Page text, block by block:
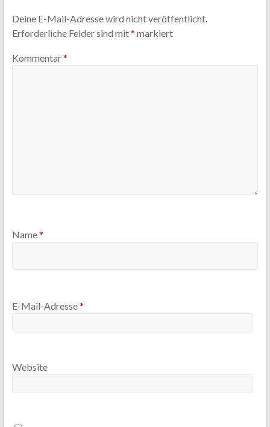
Deine E-Mail-Adresse wird nicht veröffentlicht.
Erforderliche Felder sind mit* markiert
Kommentar*
Name*
E-Mail-Adresse*
Website